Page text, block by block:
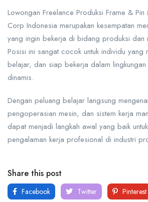
Lowongan Freelance Produksi Frame &
Corp Indonesia merupakan kesempatan
yang ingin bekerja di bidang produksi dan
Posisi ini sangat cocok untuk individu yang
belajar, dan siap bekerja dalam
dinamis.
Dengan peluang belajar langsung
pengoperasian mesin, dan sistem kerja
dapat menjadi langkah awal yang baik
pengalaman kerja profesional di industri
Share this post
Facebook Twitter Pinterest